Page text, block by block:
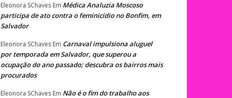
Eleonora SChaves Em Médica Analuzia Moscoso
participa de ato contra o feminicídio no Bonfim, em
Salvador
Eleonora SChaves Em Carnaval impulsiona aluguel
por temporada em Salvador, que superou a
ocupação do ano passado; descubra os bairros mais
procurados
Eleonora SChaves Em Não é o fim do trabalho aos